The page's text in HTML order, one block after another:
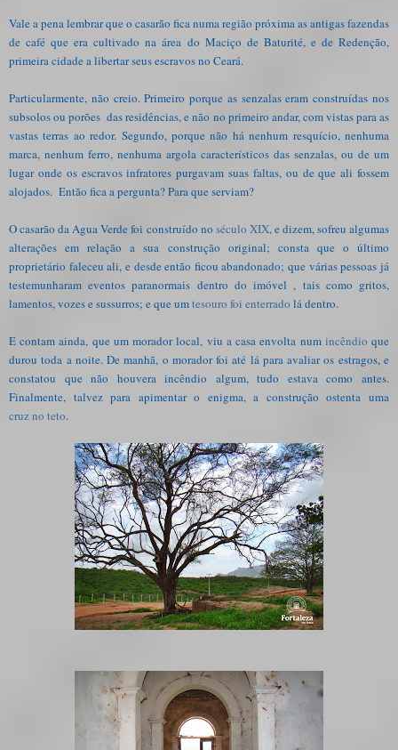
Vale a pena lembrar que o casarão fica numa região próxima as antigas fazendas
de café que era cultivado na área do Maciço de Baturité, e de Redenção,
primeira cidade a libertar seus escravos no Ceará.
Particularmente, não creio. Primeiro porque as senzalas eram construídas nos
subsolos ou porões das residências, e não no primeiro andar, com vistas para as
vastas terras ao redor. Segundo, porque não há nenhum resquício, nenhuma
marca, nenhum ferro, nenhuma argola característicos das senzalas, ou de um
lugar onde os escravos infratores purgavam suas faltas, ou de que ali fossem
alojados. Então fica a pergunta? Para que serviam?
O casarão da Agua Verde foi construído no século XIX, e dizem, sofreu algumas
alterações em relação a sua construção original; consta que o último
proprietário faleceu ali, e desde então ficou abandonado; que várias pessoas já
testemunharam eventos paranormais dentro do imóvel , tais como gritos,
lamentos, vozes e sussurros; e que umtesouro foi enterrado lá dentro.
E contam ainda, que um morador local, viu a casa envolta num incêndio que
durou toda a noite. De manhã, o moradorfoi até lá para avaliar os estragos, e
constatou que não houvera incêndio algum, tudo estava como antes.
Finalmente, talvez para apimentar o enigma, a construção ostenta uma
cruz no teto.